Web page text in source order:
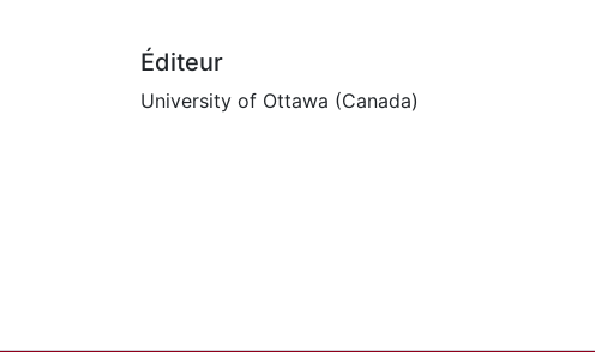
Éditeur
University of Ottawa (Canada)